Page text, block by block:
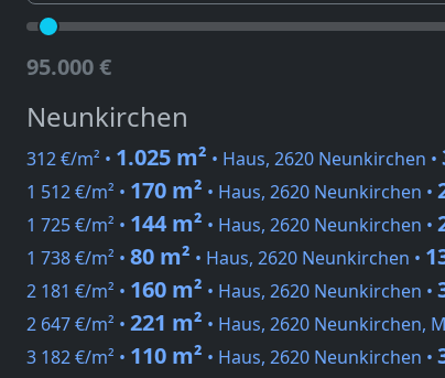
95.000 €
Neunkirchen
312 €/m² • 1.025 m² • Haus, 2620 Neunkirchen •
1 512 €/m² • 170 m² • Haus, 2620 Neunkirchen •
1 725 €/m² • 144 m² • Haus, 2620 Neunkirchen •
1 738 €/m² • 80 m² • Haus, 2620 Neunkirchen •
2 181 €/m² • 160 m² • Haus, 2620 Neunkirchen •
2 647 €/m² • 221 m² • Haus, 2620 Neunkirchen,
3 182 €/m² • 110 m² • Haus, 2620 Neunkirchen •